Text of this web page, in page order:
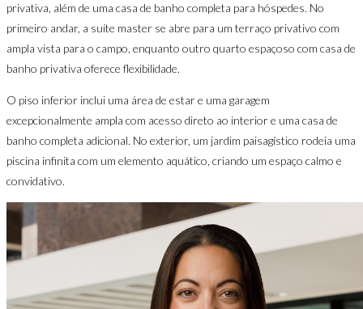
privativa, além de uma casa de banho completa para hóspedes. No
primeiro andar, a suíte master se abre para um terraço privativo com
ampla vista para o campo, enquanto outro quarto espaçoso com casa de
banho privativa oferece flexibilidade.
O piso inferior inclui uma área de estar e uma garagem
excepcionalmente ampla com acesso direto ao interior e uma casa de
banho completa adicional. No exterior, um jardim paisagístico rodeia uma
piscina infinita com um elemento aquático, criando um espaço calmo e
convidativo.